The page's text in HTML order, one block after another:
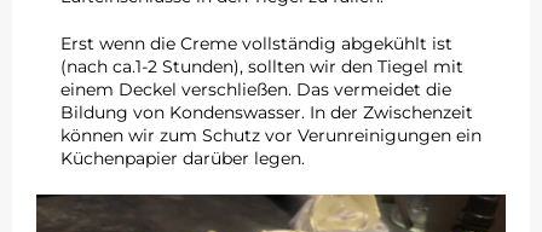
Erst wenn die Creme vollständig abgekühlt ist
(nach ca.1-2 Stunden), sollten wir den Tiegel mit
einem Deckel verschließen. Das vermeidet die
Bildung von Kondenswasser. In der Zwischenzeit
können wir zum Schutz vor Verunreinigungen ein
Küchenpapier darüber legen.